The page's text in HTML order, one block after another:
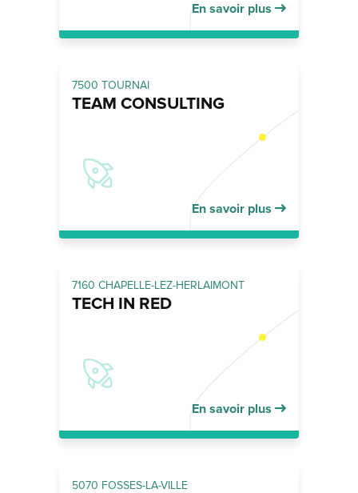
En savoir plus
7500 TOURNAI
TEAM CONSULTING
En savoir plus
7160 CHAPELLE-LEZ-HERLAIMONT
TECH IN RED
En savoir plus
5070 FOSSES-LA-VILLE